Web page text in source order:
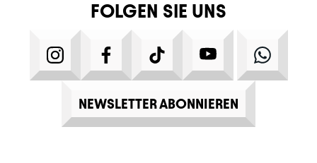
FOLGEN SIE UNS
INSTAGRAMFACEBOOKTIKTOK YOUTUBE
NEWSLETTER ABONNIEREN